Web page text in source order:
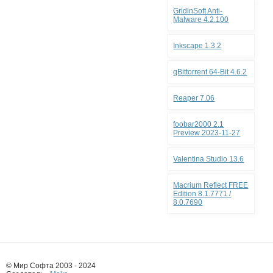
GridinSoft Anti-
Malware 4.2.100
Inkscape 1.3.2
qBittorrent 64-Bit 4.6.2
Reaper 7.06
foobar2000 2.1
Preview 2023-11-27
Valentina Studio 13.6
Macrium Reflect FREE
Edition 8.1.7771 /
8.0.7690
© Мир Софта 2003 - 2024